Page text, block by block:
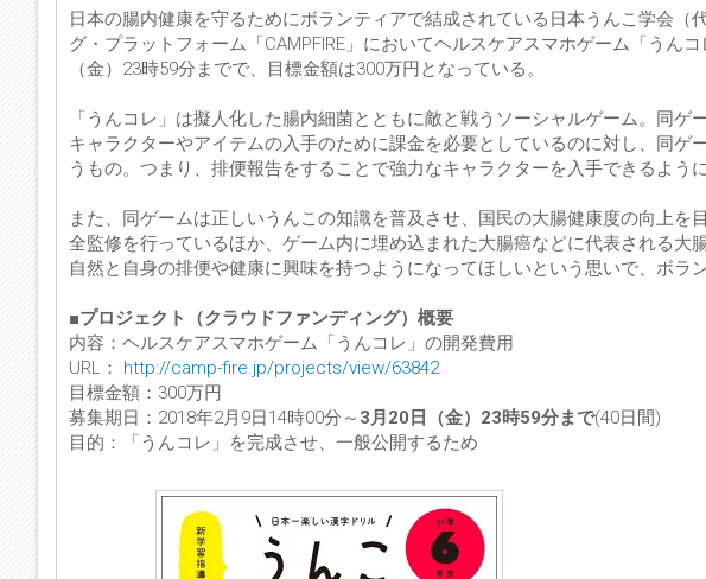
日本の腸内健康を守るためにボランティアで結成されている日本うんこ学会（
グ・プラットフォーム「CAMPFIRE」においてヘルスケアスマホゲーム「うん
（金）23時59分までで、目標金額は300万円となっている。
「うんコレ」は擬人化した腸内細菌とともに敵と戦うソーシャルゲーム。同
キャラクターやアイテムの入手のために課金を必要としているのに対し、同ゲ
うもの。つまり、排便報告をすることで強力なキャラクターを入手できるよう
また、同ゲームは正しいうんこの知識を普及させ、国民の大腸健康度の向上
全監修を行っているほか、ゲーム内に埋め込まれた大腸癌などに代表される大
自然と自身の排便や健康に興味を持つようになってほしいという思いで、ボラ
■プロジェクト（クラウドファンディング）概要
内容：ヘルスケアスマホゲーム「うんコレ」の開発費用
URL： http://camp-fire.jp/projects/view/63842
目標金額：300万円
募集期日：2018年2月9日14時00分～ 3月20日（金）23時59分まで(40日間)
目的：「うんコレ」を完成させ、一般公開するため